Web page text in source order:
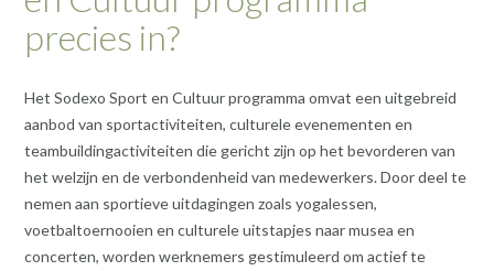
precies in?
Het Sodexo Sport en Cultuur programma omvat een uitgebreid
aanbod van sportactiviteiten, culturele evenementen en
teambuildingactiviteiten die gericht zijn op het bevorderen van
het welzijn en de verbondenheid van medewerkers. Door deel te
nemen aan sportieve uitdagingen zoals yogalessen,
voetbaltoernooien en culturele uitstapjes naar musea en
concerten, worden werknemers gestimuleerd om actief te